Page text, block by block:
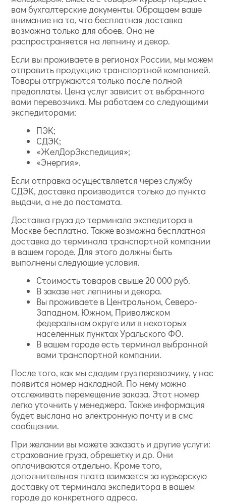
вам бухгалтерские документы. Обращаем ваше
внимание на то, что бесплатная доставка
возможна только для обоев. Она не
распространяется на лепнину и декор.
Если вы проживаете в регионах России, мы можем
отправить продукцию транспортной компанией.
Товары отгружаются только после полной
предоплаты. Цена услуг зависит от выбранного
вами перевозчика. Мы работаем со следующими
экспедиторами:
ПЭК;
СДЭК;
«ЖелДорЭкспедиция»;
«Энергия».
Если отправка осуществляется через службу
СДЭК, доставка производится только до пункта
выдачи, а не до постамата.
Доставка груза до терминала экспедитора в
Москве бесплатна. Также возможна бесплатная
доставка до терминала транспортной компании
в вашем городе. Для этого должны быть
выполнены следующие условия.
Стоимость товаров свыше 20 000 руб.
В заказе нет лепнины и декора.
Вы проживаете в Центральном, Северо-
Западном, Южном, Приволжском
федеральном округе или в некоторых
населенных пунктах Уральского ФО.
В вашем городе есть терминал выбранной
вами транспортной компании.
После того, как мы сдадим груз перевозчику, у нас
появится номер накладной. По нему можно
отслеживать перемещение заказа. Этот номер
легко уточнить у менеджера. Также информация
будет выслана на электронную почту и в смс
сообщении.
При желании вы можете заказать и другие услуги:
страхование груза, обрешетку и др. Они
оплачиваются отдельно. Кроме того,
дополнительная плата взимается за курьерскую
доставку от терминала экспедитора в вашем
городе до конкретного адреса.